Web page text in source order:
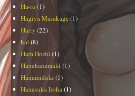
Ha-ru (1)
Hagiya Masakage(1)
Hairy (22)
hal (8)
Ham Hoshi (1)
Hanahanamaki (1)
Hanamiduki (1)
Hanasuka Iroha(1)